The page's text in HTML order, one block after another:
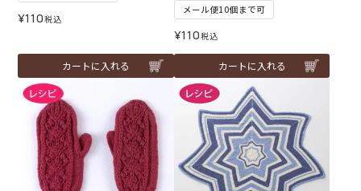
¥110税込
カートに入れる
メール便10個まで可
¥110税込
カートに入れる